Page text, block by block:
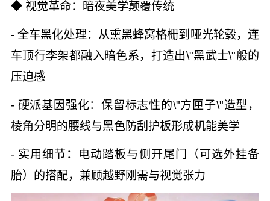
◆ 视觉革命：暗夜美学颠覆传统
- 全车黑化处理：从熏黑蜂窝格栅到哑光轮毂，连
车顶行李架都融入暗色系，打造出\"黑武士\"般的
压迫感
- 硬派基因强化：保留标志性的\"方匣子\"造型，
棱角分明的腰线与黑色防刮护板形成机能美学
- 实用细节：电动踏板与侧开尾门（可选外挂备
胎）的搭配，兼顾越野刚需与视觉张力